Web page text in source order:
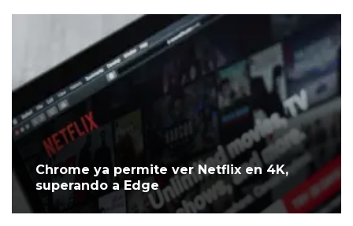
Chrome ya permite ver Netflix en 4K,
superando a Edge